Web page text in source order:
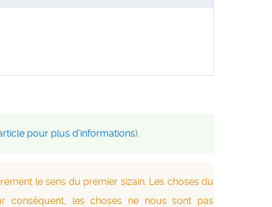
pour plus d’informations).
le sens du premier sizain. Les choses du
conséquent, les choses ne nous sont pas